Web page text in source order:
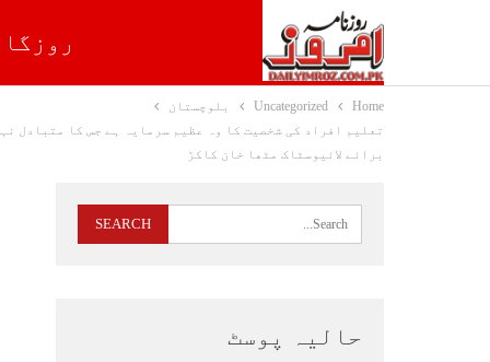
Home
Uncategorized
بلوچستان
تعلیم افراد کی شخصیت کا وہ عظیم سرمایہ ہے جس کا متبادل
برائے لائیوسٹاک مٹھا خان کاکڑ
حالیہ پوسٹ